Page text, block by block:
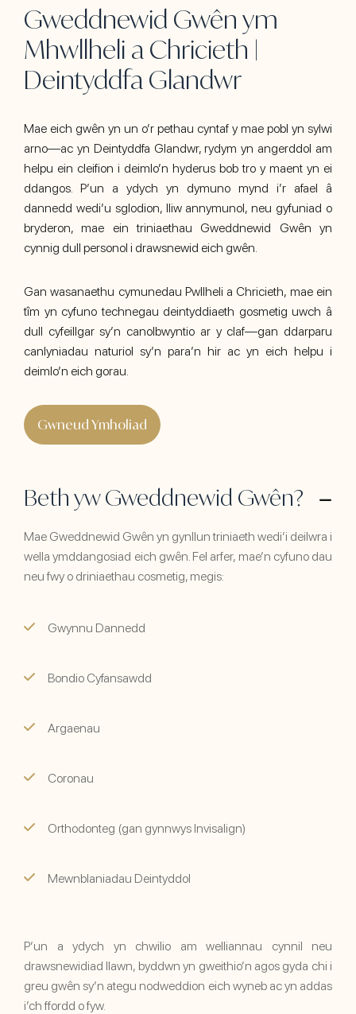
Gweddnewid Gwên ym
Mhwllheli a Chricieth |
Deintyddfa Glandwr
Mae eich gwên yn un o’r pethau cyntaf y mae pobl yn sylwi
arno—ac yn Deintyddfa Glandwr, rydym yn angerddol am
helpu ein cleifion i deimlo’n hyderus bob tro y maent yn ei
ddangos. P’un a ydych yn dymuno mynd i’r afael â
dannedd wedi’u sglodion, lliw annymunol, neu gyfuniad o
bryderon, mae ein triniaethau Gweddnewid Gwên yn
cynnig dull personol i drawsnewid eich gwên.
Gan wasanaethu cymunedau Pwllheli a Chricieth, mae ein
tîm yn cyfuno technegau deintyddiaeth gosmetig uwch â
dull cyfeillgar sy’n canolbwyntio ar y claf—gan ddarparu
canlyniadau naturiol sy’n para’n hir ac yn eich helpu i
deimlo’n eich gorau.
Gwneud Ymholiad
Beth yw Gweddnewid Gwên?
Mae Gweddnewid Gwên yn gynllun triniaeth wedi’i deilwra i
wella ymddangosiad eich gwên. Fel arfer, mae’n cyfuno dau
neu fwy o driniaethau cosmetig, megis:
Gwynnu Dannedd
Bondio Cyfansawdd
Argaenau
Coronau
Orthodonteg (gan gynnwys Invisalign)
Mewnblaniadau Deintyddol
P’un a ydych yn chwilio am welliannau cynnil neu
drawsnewidiad llawn, byddwn yn gweithio’n agos gyda chi i
greu gwên sy’n ategu nodweddion eich wyneb ac yn addas
i’ch ffordd o fyw.